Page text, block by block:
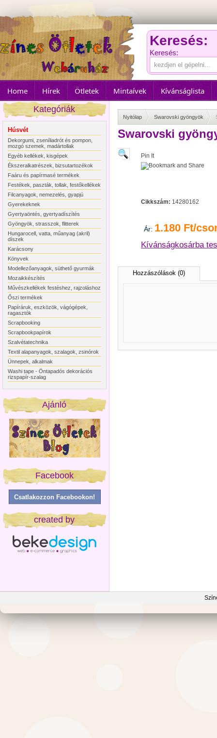
Keresés:
Keresés:
Home Hírek Ötletek Mintaívek
Kívánságlista
Kategóriák
Húsvét
Dekorgumi, zseníliadrót és pompon,
mozgó szemek, madártollak
Egyéb kellékek, kisgépek
Ékszeralkatrészek, bizsutartozékok
Faáru és papírmasé termékek
Festékek, paszták, tollak, festőkellékek
Filcanyagok, nemezelés, gyapjú
Gyerekeknek
Gyertyaöntés, gyertyadíszítés
Gyöngyök, strasszok, flitterek
Hungarocell, vatta, műanyag (akril)
díszek
Karácsony
Könyvek
Modellezőanyagok, süthető gyurmák
Mozaikkészítés
Művészkellékek festéshez, rajzoláshoz
Őszi termékek
Papíráruk, eszközök, vágógépek,
ragasztók
Scrapbooking
Scrapbookpapírok
Szalvétatechnika
Textil alapanyagok, szalagok, zsinórok
Ünnepek, alkalmak
Washi tape - Öntapadós dekorációs
rizspapír-szalag
Ajánló
Facebook
Csatlakozzon Facebookon!
created by
Nyitólap Swarovski gyöngyök
Swarovski
Pin It
Cikkszám: 14280162
Ár: 1.180 Ft/
Kívánságkosárba
Hozzászólások (0)